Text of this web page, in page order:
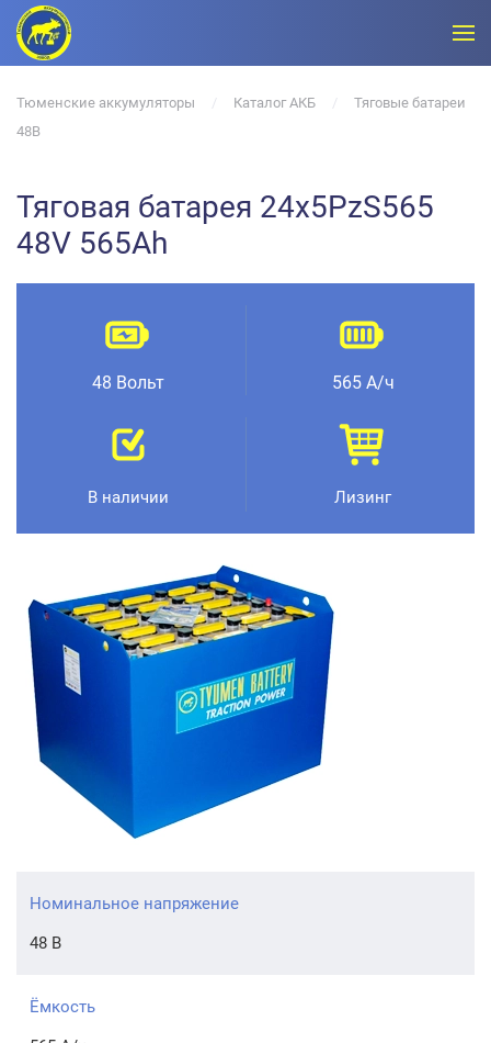
Тюменские аккумуляторы Каталог АКБ
Тяговые батареи
48В
Тяговая батарея 24x5PzS565
48V 565Ah
48 Вольт 565 А/ч
В наличии Лизинг
Номинальное напряжение
48 В
Ёмкость